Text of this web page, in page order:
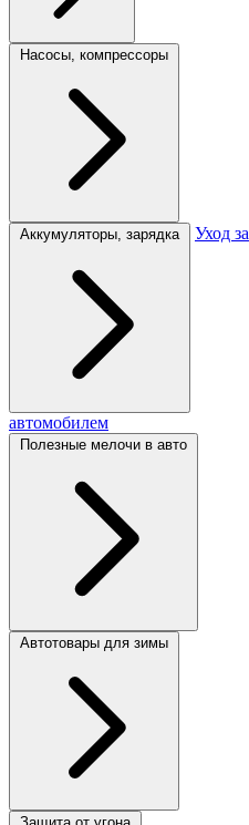
Насосы, компрессоры
Аккумуляторы, зарядка Уход за
автомобилем
Полезные мелочи в авто
Автотовары для зимы